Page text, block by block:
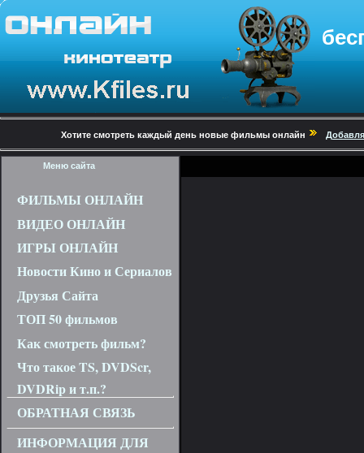
Хотите смотреть каждый день новые фильмы онлайн
Меню сайта
ФИЛЬМЫ ОНЛАЙН
ВИДЕО ОНЛАЙН
ИГРЫ ОНЛАЙН
Новости Кино и Сериалов
Друзья Сайта
ТОП 50 фильмов
Как смотреть фильм?
Что такое TS, DVDScr,
DVDRip и т.п.?
ОБРАТНАЯ СВЯЗЬ
ИНФОРМАЦИЯ ДЛЯ